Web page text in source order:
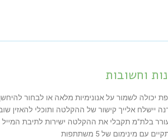
וחשובות
יכולה לשמור על אנונימיות מלאה או לבחור
יישלח אלייך קישור של ההקלטה ותוכלי להאזין
בלת"מ תקבלי את ההקלטה ישירות לתיבת
עם מינימום של 5 משתתפות